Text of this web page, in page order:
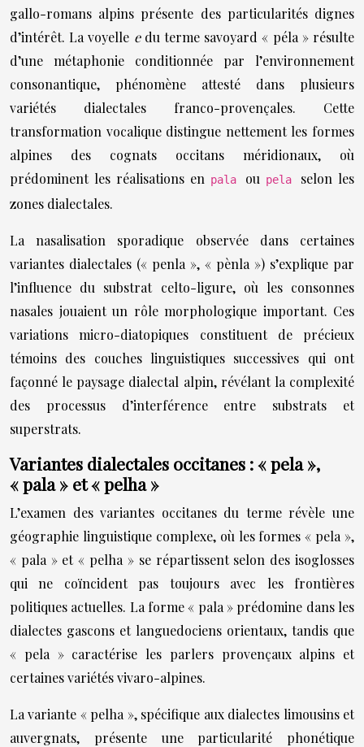
gallo-romans alpins présente des particularités dignes
d’intérêt. La voyelle e du terme savoyard « péla » résulte
d’une métaphonie conditionnée par l’environnement
consonantique, phénomène attesté dans plusieurs
variétés dialectales franco-provençales. Cette
transformation vocalique distingue nettement les formes
alpines des cognats occitans méridionaux, où
prédominent les réalisations en pala ou pela selon les
zones dialectales.
La nasalisation sporadique observée dans certaines
variantes dialectales (« penla », « pènla ») s’explique par
l’influence du substrat celto-ligure, où les consonnes
nasales jouaient un rôle morphologique important. Ces
variations micro-diatopiques constituent de précieux
témoins des couches linguistiques successives qui ont
façonné le paysage dialectal alpin, révélant la complexité
des processus d’interférence entre substrats et
superstrats.
Variantes dialectales occitanes : « pela »,
« pala » et « pelha »
L’examen des variantes occitanes du terme révèle une
géographie linguistique complexe, où les formes « pela »,
« pala » et « pelha » se répartissent selon des isoglosses
qui ne coïncident pas toujours avec les frontières
politiques actuelles. La forme « pala » prédomine dans les
dialectes gascons et languedociens orientaux, tandis que
« pela » caractérise les parlers provençaux alpins et
certaines variétés vivaro-alpines.
La variante « pelha », spécifique aux dialectes limousins et
auvergnats, présente une particularité phonétique